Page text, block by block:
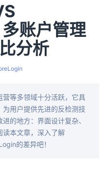
账户管理
分析
等多领域十分活跃，它具
用户提供先进的反检测技
的地方：界面设计复杂、
读本文章，深入了解
的差异吧！